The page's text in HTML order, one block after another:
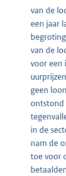
van de
een jaar
van de
voor een
geen
ontstond
in de
nam de
toe voor